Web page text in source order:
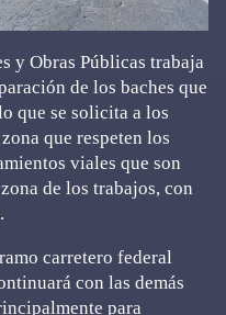
y Obras Públicas trabaja
de los baches que
que se solicita a los
que respeten los
viales que son
de los trabajos, con
carretero federal
con las demás
para